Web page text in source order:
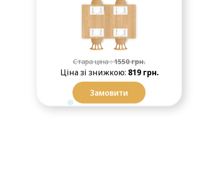
Замовити
Стара ціна :1550грн.
Ціна зі знижкою: 819 грн.